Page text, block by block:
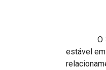
O
estável